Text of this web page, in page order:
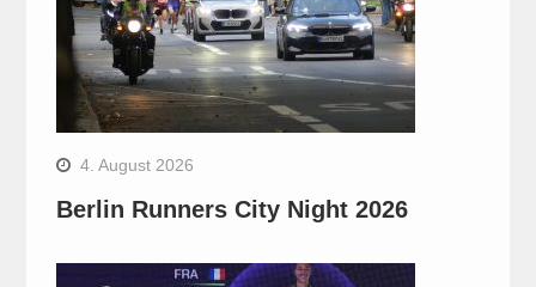
4. August 2026
Berlin Runners City Night 2026